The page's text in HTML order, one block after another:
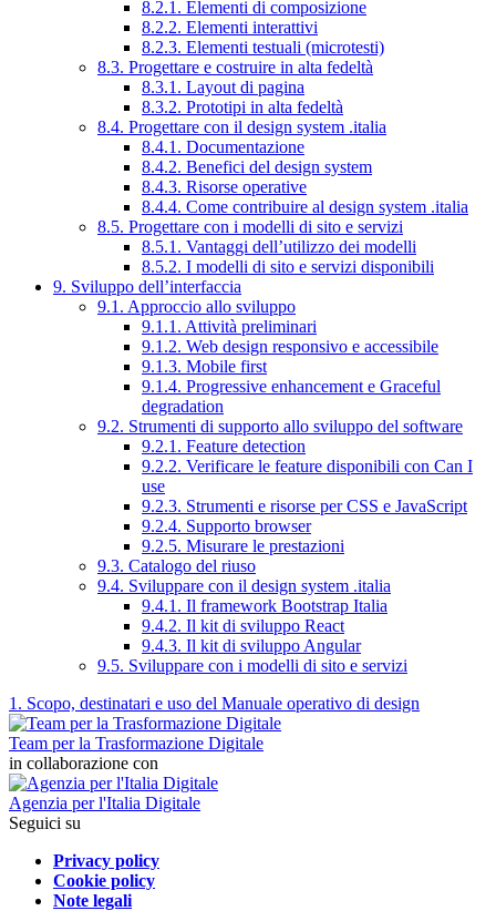
8.2.1. Elementi di composizione
8.2.2. Elementi interattivi
8.2.3. Elementi testuali (microtesti)
8.3. Progettare e costruire in alta fedeltà
8.3.1. Layout di pagina
8.3.2. Prototipi in alta fedeltà
8.4. Progettare con il design system .italia
8.4.1. Documentazione
8.4.2. Benefici del design system
8.4.3. Risorse operative
8.4.4. Come contribuire al design system .italia
8.5. Progettare con i modelli di sito e servizi
8.5.1. Vantaggi dell’utilizzo dei modelli
8.5.2. I modelli di sito e servizi disponibili
9. Sviluppo dell’interfaccia
9.1. Approccio allo sviluppo
9.1.1. Attività preliminari
9.1.2. Web design responsivo e accessibile
9.1.3. Mobile first
9.1.4. Progressive enhancement e Graceful
degradation
9.2. Strumenti di supporto allo sviluppo del software
9.2.1. Feature detection
9.2.2. Verificare le feature disponibili con Can I
use
9.2.3. Strumenti e risorse per CSS e JavaScript
9.2.4. Supporto browser
9.2.5. Misurare le prestazioni
9.3. Catalogo del riuso
9.4. Sviluppare con il design system .italia
9.4.1. Il framework Bootstrap Italia
9.4.2. Il kit di sviluppo React
9.4.3. Il kit di sviluppo Angular
9.5. Sviluppare con i modelli di sito e servizi
1. Scopo, destinatari e uso del Manuale operativo di design
Team per la Trasformazione Digitale
in collaborazione con
Agenzia per l'Italia Digitale
Seguici su
Privacy policy
Cookie policy
Note legali